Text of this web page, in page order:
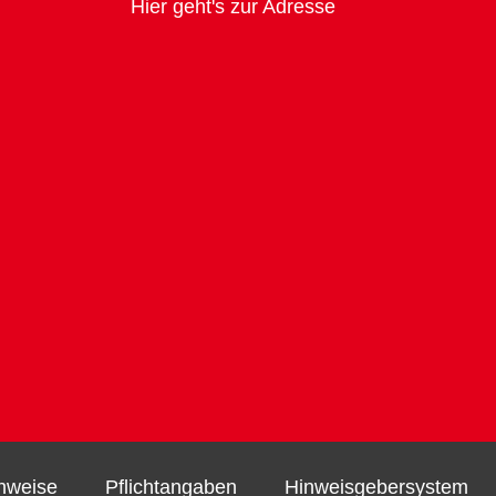
Hier geht's zur Adresse
Pflichtangaben Hinweisgebersystem